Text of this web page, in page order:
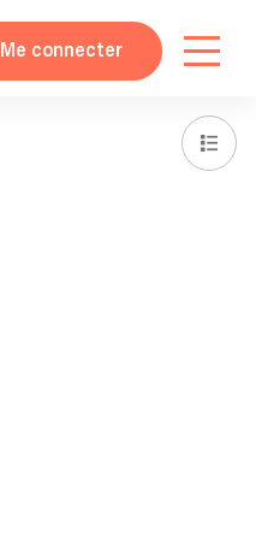
Me connecter